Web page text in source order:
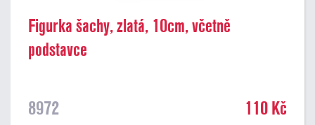
Figurka šachy, zlatá, 10cm, včetně
podstavce
8972 110 Kč